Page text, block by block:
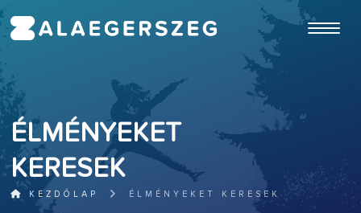
ugrás a fő tartalomhoz
ÉLMÉNYEKET
KERESEK
KEZDŐLAP ÉLMÉNYEKET KERESEK